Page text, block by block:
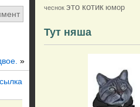
»
чеснок это котик юмор
Тут няша